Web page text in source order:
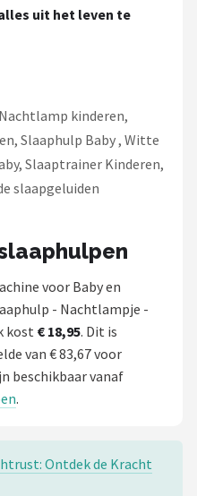
uit het leven te
kinderen,
Slaaphulp Baby , Witte
Slaaptrainer Kinderen,
slaapgeluiden
voor Baby en
- Nachtlampje -
kost € 18,95. Dit is
van € 83,67 voor
beschikbaar vanaf
.
Ontdek de Kracht